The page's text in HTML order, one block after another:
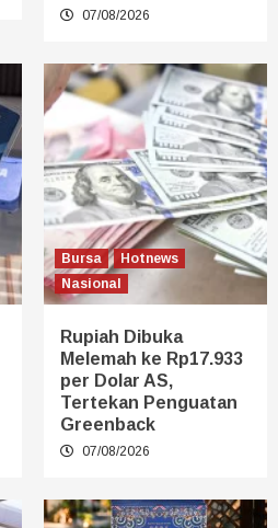
07/08/2026
Bursa
Hotnews
Nasional
Rupiah Dibuka
Melemah ke Rp17.933
per Dolar AS,
Tertekan Penguatan
Greenback
07/08/2026